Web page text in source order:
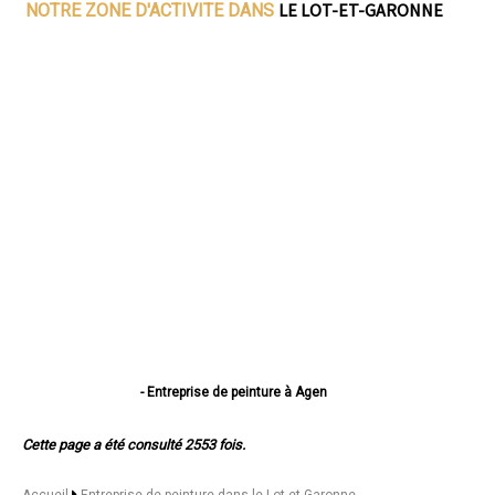
NOTRE ZONE D'ACTIVITE DANS LE LOT-ET-GARONNE
- Entreprise de peinture à Agen
- Entreprise de peinture à Le Passage
- Entreprise de peinture à Nérac
Cette page a été consulté 2553 fois.